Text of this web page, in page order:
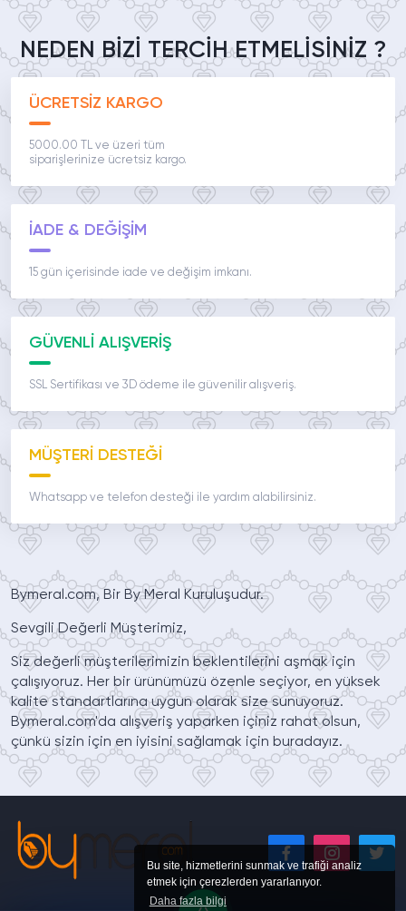
Bu site, hizmetlerini sunmak ve trafiği analiz
etmek için çerezlerden yararlanıyor.
Daha fazla bilgi
NEDEN BİZİ TERCİH ETMELİSİNİZ ?
ÜCRETSİZ KARGO
5000.00 TL ve üzeri tüm
siparişlerinize ücretsiz kargo.
İADE & DEĞİŞİM
15 gün içerisinde iade ve değişim imkanı.
GÜVENLİ ALIŞVERİŞ
SSL Sertifikası ve 3D ödeme ile güvenilir alışveriş.
MÜŞTERİ DESTEĞİ
Whatsapp ve telefon desteği ile yardım alabilirsiniz.
Bymeral.com, Bir By Meral Kuruluşudur.
Sevgili Değerli Müşterimiz,
Siz değerli müşterilerimizin beklentilerini aşmak için
çalışıyoruz. Her bir ürünümüzü özenle seçiyor, en yüksek
kalite standartlarına uygun olarak size sunuyoruz.
Bymeral.com'da alışveriş yaparken içiniz rahat olsun,
çünkü sizin için en iyisini sağlamak için buradayız.